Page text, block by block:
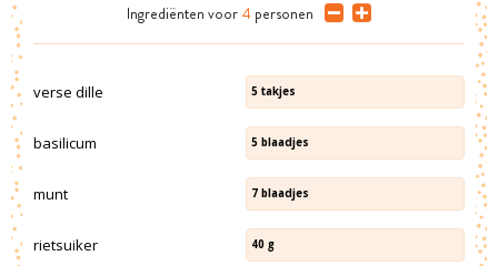
Ingrediënten voor 4 personen
verse dille 5 takjes
basilicum 5 blaadjes
munt 7 blaadjes
rietsuiker 40 g